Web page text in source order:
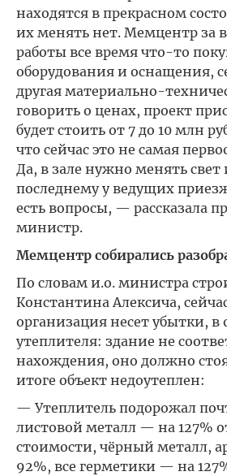
находятся в прекрасном
их менять нет. Мемцентр за
работы все время что-то
оборудования и оснащения,
другая материально-
говорить о ценах, проект
будет стоить от 7 до 10 млн
что сейчас это не самая
Да, в зале нужно менять свет
последнему у ведущих
есть вопросы, — рассказала
министр.
Мемцентр собирались
По словам и.о. министра
Константина Алексича,
организация несет убытки,
утеплителя: здание не
нахождения, оно должно
итоге объект недоутеплен:
— Утеплитель подорожал
листовой металл — на 127%
стоимости, чёрный металл,
92%, все герметики — на